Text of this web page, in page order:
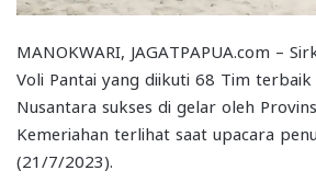
MANOKWARI, JAGATPAPUA.com –
Voli Pantai yang diikuti 68 Tim terbaik
Nusantara sukses di gelar oleh
Kemeriahan terlihat saat upacara
(21/7/2023).